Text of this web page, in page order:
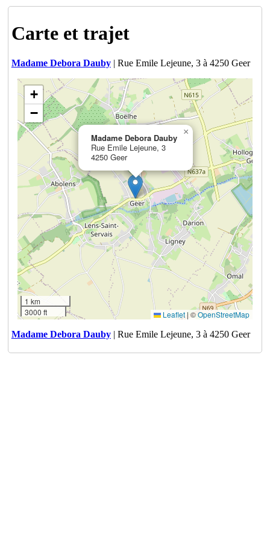
Carte et trajet
Madame Debora Dauby| Rue Emile Lejeune, 3 à 4250 Geer
Madame Debora Dauby
Rue Emile Lejeune, 3
4250 Geer
×
+
−
1 km
3000 ft
Leaflet|©OpenStreetMap
Madame Debora Dauby| Rue Emile Lejeune, 3 à 4250 Geer